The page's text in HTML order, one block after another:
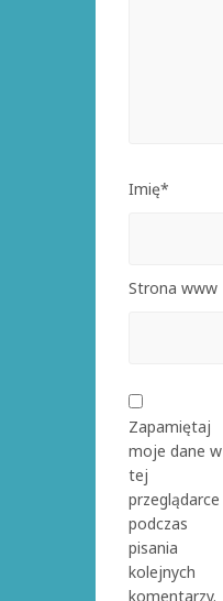
Imię*
Strona www
Zapamiętaj
moje dane w
tej
przeglądarce
podczas
pisania
kolejnych
komentarzy.